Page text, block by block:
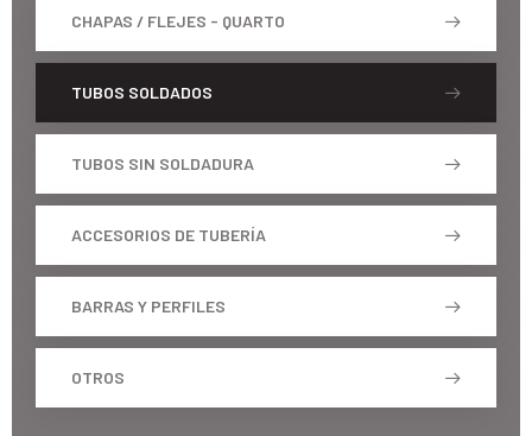
CHAPAS / FLEJES - QUARTO
TUBOS SOLDADOS
TUBOS SIN SOLDADURA
ACCESORIOS DE TUBERÍA
BARRAS Y PERFILES
OTROS